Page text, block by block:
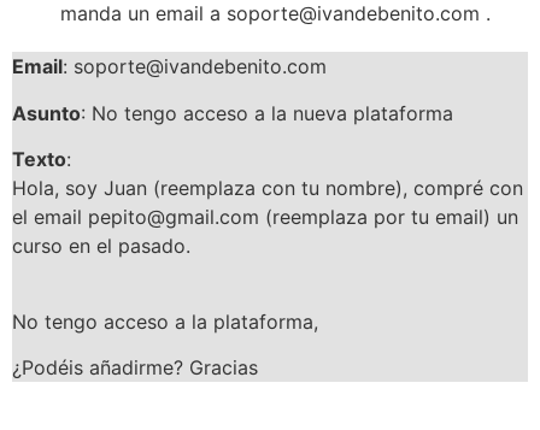
manda un email a soporte@ivandebenito.com .
Email: soporte@ivandebenito.com
Asunto: No tengo acceso a la nueva plataforma
Texto:
Hola, soy Juan (reemplaza con tu nombre), compré con
el email pepito@gmail.com (reemplaza por tu email) un
curso en el pasado.
No tengo acceso a la plataforma,
¿Podéis añadirme? Gracias